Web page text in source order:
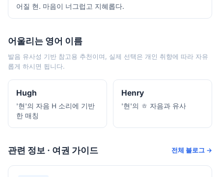
어질 현. 마음이 너그럽고 지혜롭다.
어울리는 영어 이름
발음 유사성 기반 참고용 추천이며, 실제 선택은 개인 취향에 따라 자유
롭게 하시면 됩니다.
Hugh
'현'의 자음 H 소리에 기반
한 매칭
Henry
'현'의 ㅎ 자음과 유사
관련 정보 · 여권 가이드 전체 블로그 →